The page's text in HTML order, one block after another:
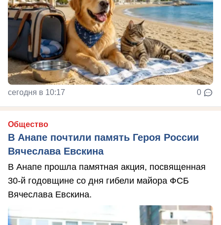
сегодня в 10:17 0
Общество
В Анапе почтили память Героя России
Вячеслава Евскина
В Анапе прошла памятная акция, посвященная
30-й годовщине со дня гибели майора ФСБ
Вячеслава Евскина.